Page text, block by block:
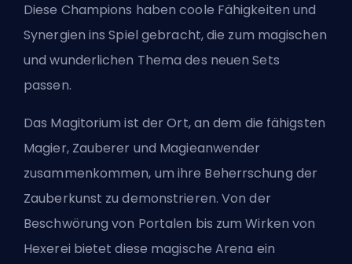
Diese Champions haben coole Fähigkeiten und
Synergien ins Spiel gebracht, die zum magischen
und wunderlichen Thema des neuen Sets
passen.
Das Magitorium ist der Ort, an dem die fähigsten
Magier, Zauberer und Magieanwender
zusammenkommen, um ihre Beherrschung der
Zauberkunst zu demonstrieren. Von der
Beschwörung von Portalen bis zum Wirken von
Hexerei bietet diese magische Arena ein